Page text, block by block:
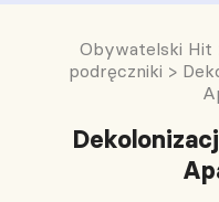
Obywatelski Hit
podręczniki >